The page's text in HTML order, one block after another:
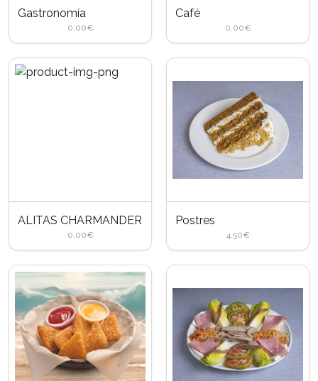
Gastronomía
0,00€
Café
0,00€
ALITAS CHARMANDER
0,00€
Postres
4.50€